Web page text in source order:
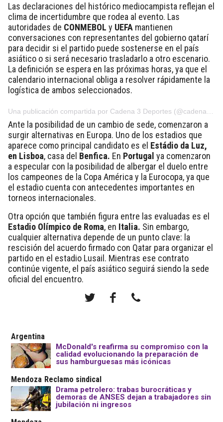
Las declaraciones del histórico mediocampista reflejan el
clima de incertidumbre que rodea al evento. Las
autoridades de CONMEBOL y UEFA mantienen
conversaciones con representantes del gobierno qatarí
para decidir si el partido puede sostenerse en el país
asiático o si será necesario trasladarlo a otro escenario.
La definición se espera en las próximas horas, ya que el
calendario internacional obliga a resolver rápidamente la
logística de ambos seleccionados.
Ante la posibilidad de un cambio de sede, comenzaron a
surgir alternativas en Europa. Uno de los estadios que
aparece como principal candidato es el Estádio da Luz,
en Lisboa, casa del Benfica. En Portugal ya comenzaron
a especular con la posibilidad de albergar el duelo entre
los campeones de la Copa América y la Eurocopa, ya que
el estadio cuenta con antecedentes importantes en
torneos internacionales.
Otra opción que también figura entre las evaluadas es el
Estadio Olímpico de Roma, en Italia. Sin embargo,
cualquier alternativa depende de un punto clave: la
rescisión del acuerdo firmado con Qatar para organizar el
partido en el estadio Lusail . Mientras ese contrato
continúe vigente, el país asiático seguirá siendo la sede
oficial del encuentro.
Argentina
McDonald's reafirma su compromiso con la
calidad evolucionando la preparación de
sus hamburguesas más icónicas
Mendoza Reclamo sindical
Drama petrolero: trabas burocráticas y
demoras de ANSES dejan a trabajadores sin
jubilación ni ingresos